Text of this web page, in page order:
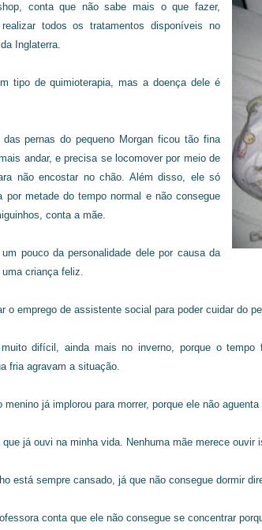
conta que não sabe mais o que fazer,
todos os tratamentos disponíveis no
Inglaterra.
tipo de quimioterapia, mas a doença dele é
pernas do pequeno Morgan ficou tão fina
andar, e precisa se locomover por meio de
não encostar no chão. Além disso, ele só
por metade do tempo normal e não consegue
conta a mãe.
pouco da personalidade dele por causa da
criança feliz.
o emprego de assistente social para poder cuidar do
difícil, ainda mais no inverno, porque o
fria agravam a situação.
menino já implorou para morrer, porque ele não
já ouvi na minha vida. Nenhuma mãe merece ouvir
está sempre cansado, já que não consegue dormir
conta que ele não consegue se concentrar